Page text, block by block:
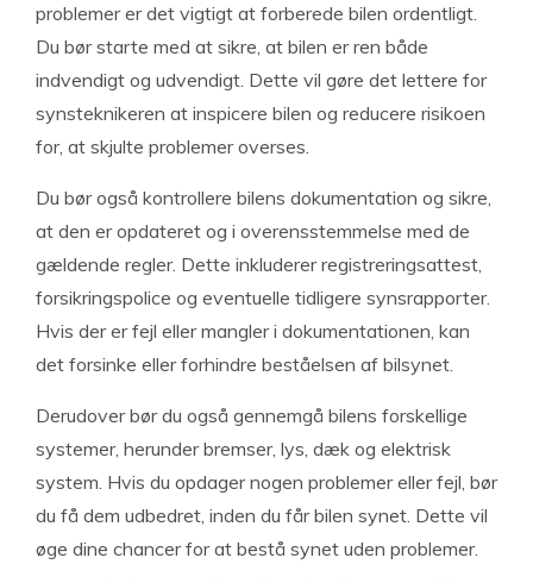
problemer er det vigtigt at forberede bilen ordentligt.
Du bør starte med at sikre, at bilen er ren både
indvendigt og udvendigt. Dette vil gøre det lettere for
synsteknikeren at inspicere bilen og reducere risikoen
for, at skjulte problemer overses.
Du bør også kontrollere bilens dokumentation og sikre,
at den er opdateret og i overensstemmelse med de
gældende regler. Dette inkluderer registreringsattest,
forsikringspolice og eventuelle tidligere synsrapporter.
Hvis der er fejl eller mangler i dokumentationen, kan
det forsinke eller forhindre beståelsen af bilsynet.
Derudover bør du også gennemgå bilens forskellige
systemer, herunder bremser, lys, dæk og elektrisk
system. Hvis du opdager nogen problemer eller fejl, bør
du få dem udbedret, inden du får bilen synet. Dette vil
øge dine chancer for at bestå synet uden problemer.